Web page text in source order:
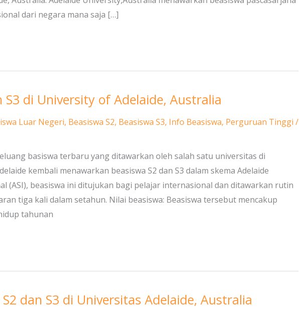
dari negara mana saja […]
S3 di University of Adelaide, Australia
Luar Negeri, Beasiswa S2, Beasiswa S3, Info Beasiswa, Perguruan Tinggi /
basiswa terbaru yang ditawarkan oleh salah satu universitas di
kembali menawarkan beasiswa S2 dan S3 dalam skema Adelaide
(ASI), beasiswa ini ditujukan bagi pelajar internasional dan ditawarkan rutin
tiga kali dalam setahun. Nilai beasiswa: Beasiswa tersebut mencakup
tahunan
dan S3 di Universitas Adelaide, Australia